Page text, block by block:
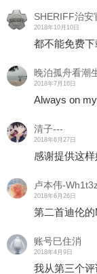
SHERIFF治安
2018年10月10日
都不能免费下
晚泊孤舟看潮
2018年7月16日
Always on
清子---
2018年6月27日
感谢提供这
卢本伟-
2018年6月26日
第二首迪伦
账号巳住消
2018年4月9日
我从第三个